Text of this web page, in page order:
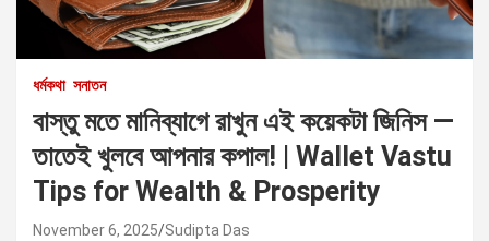
ধর্মকথা সনাতন
বাস্তু মতে মানিব্যাগে রাখুন এই কয়েকটা জিনিস —
তাতেই খুলবে আপনার কপাল! | Wallet Vastu
Tips for Wealth & Prosperity
November 6, 2025 Sudipta Das